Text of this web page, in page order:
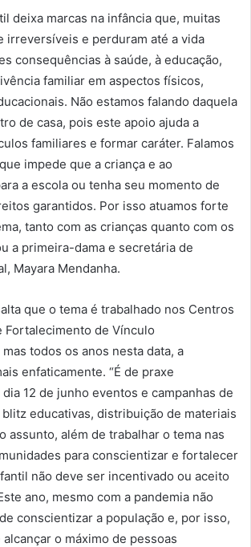
deixa marcas na infância que, muitas
irreversíveis e perduram até a vida
consequências à saúde, à educação,
familiar em aspectos físicos,
Não estamos falando daquela
de casa, pois este apoio ajuda a
familiares e formar caráter. Falamos
impede que a criança e ao
a escola ou tenha seu momento de
garantidos. Por isso atuamos forte
tanto com as crianças quanto com os
a primeira-dama e secretária de
Mayara Mendanha.
que o tema é trabalhado nos Centros
Fortalecimento de Vínculo
todos os anos nesta data, a
enfaticamente. “É de praxe
12 de junho eventos e campanhas de
educativas, distribuição de materiais
assunto, além de trabalhar o tema nas
para conscientizar e fortalecer
não deve ser incentivado ou aceito
ano, mesmo com a pandemia não
conscientizar a população e, por isso,
o máximo de pessoas